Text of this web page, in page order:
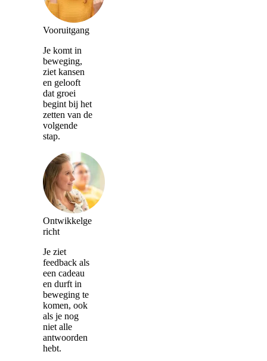
Vooruitgang
Je komt in
beweging,
ziet kansen
en gelooft
dat groei
begint bij het
zetten van de
volgende
stap.
Ontwikkelge
richt
Je ziet
feedback als
een cadeau
en durft in
beweging te
komen, ook
als je nog
niet alle
antwoorden
hebt.